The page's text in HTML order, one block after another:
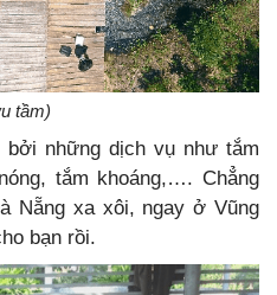
tầm)
những dịch vụ như tắm
tắm khoáng,…. Chẳng
Nẵng xa xôi, ngay ở Vũng
bạn rồi.